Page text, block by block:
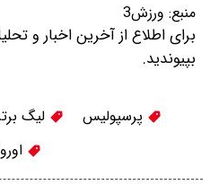
منبع: ورزش3
برای اطلاع از آخرین اخبار و
بپیوندید.
پرسپولیس لیگ